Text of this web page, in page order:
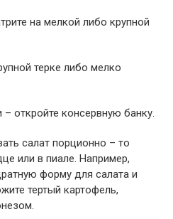
на мелкой либо крупной
терке либо мелко
– откройте консервную банку.
салат порционно – то
или в пиале. Например,
форму для салата и
тертый картофель,